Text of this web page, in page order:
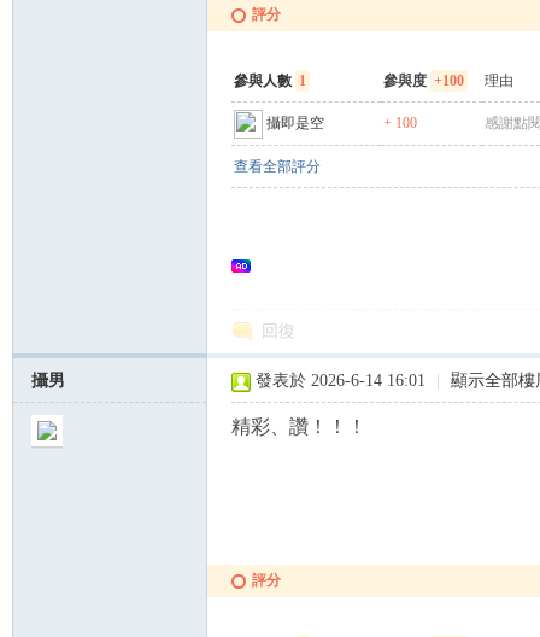
評分
參與人數 1 參與度 +100 理由
攝即是空 + 100 感謝點
查看全部評分
回復
攝男 發表於 2026-6-14 16:01 顯示全部樓
精彩、讚！！！
評分